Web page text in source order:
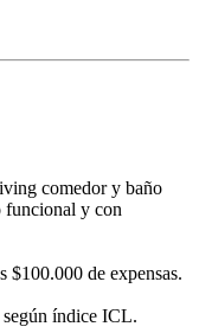
comedor y baño
funcional y con
$100.000 de expensas.
según índice ICL.